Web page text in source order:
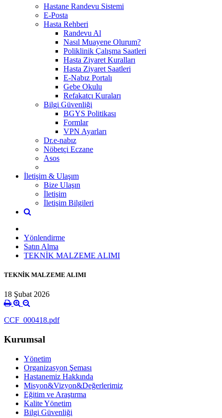
Hastane Randevu Sistemi
E-Posta
Hasta Rehberi
Randevu Al
Nasıl Muayene Olurum?
Poliklinik Çalışma Saatleri
Hasta Ziyaret Kuralları
Hasta Ziyaret Saatleri
E-Nabız Portalı
Gebe Okulu
Refakatçı Kuraları
Bilgi Güvenliği
BGYS Politikası
Formlar
VPN Ayarları
Dr.e-nabız
Nöbetçi Eczane
Asos
İletişim & Ulaşım
Bize Ulaşın
İletişim
İletişim Bilgileri
Yönlendirme
Satın Alma
TEKNİK MALZEME ALIMI
TEKNİK MALZEME ALIMI
18 Şubat 2026
CCF_000418.pdf
Kurumsal
Yönetim
Organizasyon Şeması
Hastanemiz Hakkında
Misyon&Vizyon&Değerlerimiz
Eğitim ve Araştırma
Kalite Yönetim
Bilgi Güvenliği